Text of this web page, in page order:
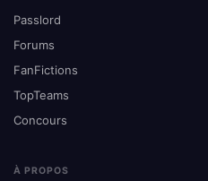
Passlord
Forums
FanFictions
TopTeams
Concours
À PROPOS